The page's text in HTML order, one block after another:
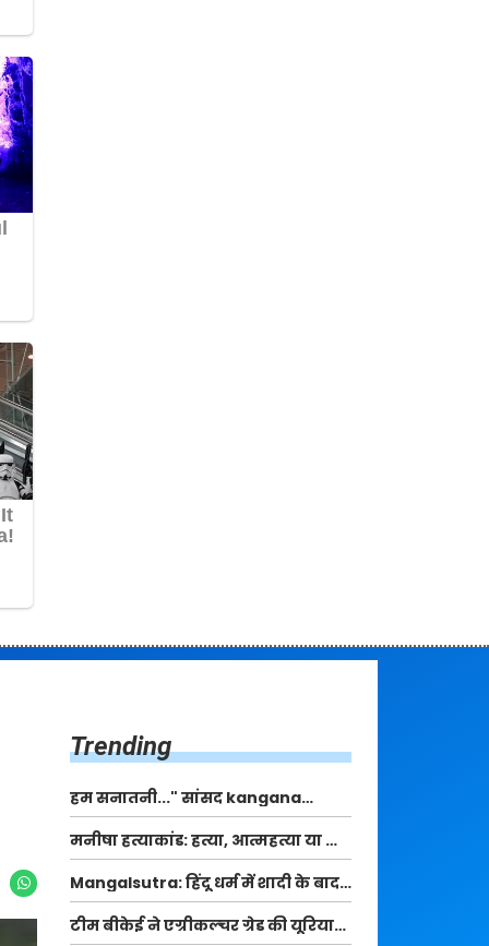
Trending
हम सनातनी..." सांसद kangana
Ranaut से क्या बोली लड़की? Viral
Jantar-Mantar | CJP protest
मनीषा हत्याकांड: हत्या, आत्महत्या या कोई बड़ा राज?
| Full Story | Josh Haryana
Mangalsutra: हिंदू धर्म में शादी के बाद
मंगलसूत्र क्यों पहनती है महिलाएं, किसने
शुरु की ये परंपरा
टीम बीकेई ने एग्रीकल्चर ग्रेड की यूरिया